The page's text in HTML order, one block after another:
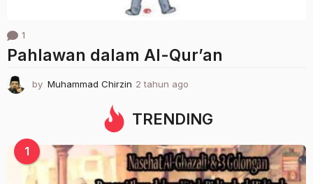
1
Pahlawan dalam Al-Qur’an
by Muhammad Chirzin 2 tahun ago
h
n
a
g
TRENDING
1